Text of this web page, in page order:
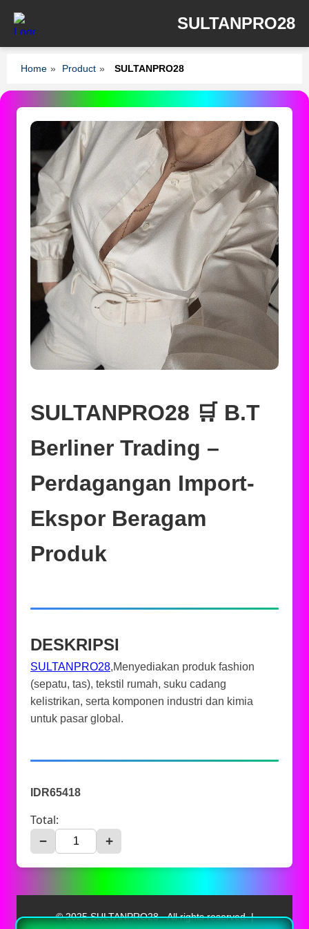
SULTANPRO28
Home » Product » SULTANPRO28
SULTANPRO28 🛒 B.T
Berliner Trading –
Perdagangan Import-
Ekspor Beragam
Produk
DESKRIPSI
SULTANPRO28,Menyediakan produk fashion
(sepatu, tas), tekstil rumah, suku cadang
kelistrikan, serta komponen industri dan kimia
untuk pasar global.
IDR65418
Total:
− +
© 2025 SULTANPRO28 - All rights reserved. |